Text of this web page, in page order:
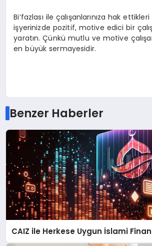
Bi’fazlası ile çalışanlarınıza hak
işyerinizde pozitif, motive edici bir
yaratın. Çünkü mutlu ve motive
en büyük sermayesidir.
Benzer Haberler
CAIZ ile Herkese Uygun İslami